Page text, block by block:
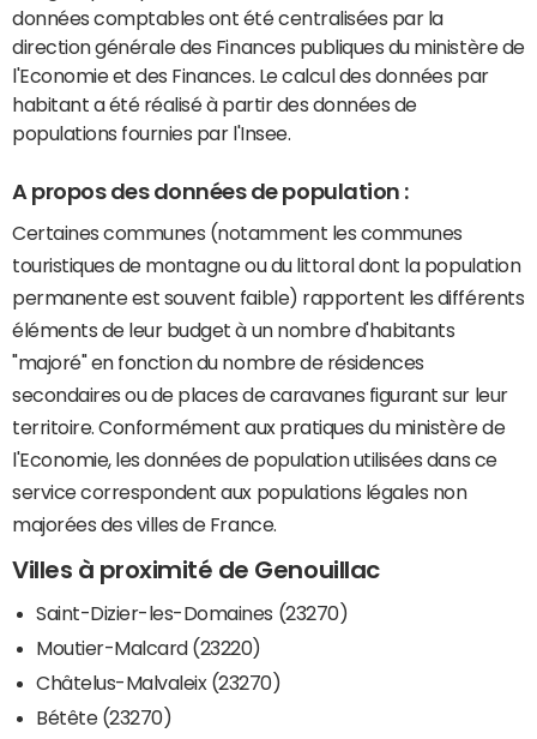
données comptables ont été centralisées par la
direction générale des Finances publiques du ministère de
l'Economie et des Finances. Le calcul des données par
habitant a été réalisé à partir des données de
populations fournies par l'Insee.
A propos des données de population :
Certaines communes (notamment les communes
touristiques de montagne ou du littoral dont la population
permanente est souvent faible) rapportent les différents
éléments de leur budget à un nombre d'habitants
"majoré" en fonction du nombre de résidences
secondaires ou de places de caravanes figurant sur leur
territoire. Conformément aux pratiques du ministère de
l'Economie, les données de population utilisées dans ce
service correspondent aux populations légales non
majorées des villes de France.
Villes à proximité de Genouillac
Saint-Dizier-les-Domaines (23270)
Moutier-Malcard (23220)
Châtelus-Malvaleix (23270)
Bétête (23270)